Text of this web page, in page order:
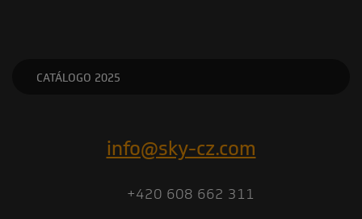
CATÁLOGO 2025
info@sky-cz.com
+420 608 662 311